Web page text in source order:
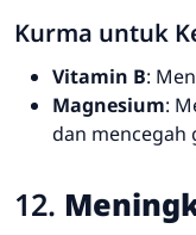
Kurma untuk
Vitamin B:
Magnesium:
dan mencegah
12.